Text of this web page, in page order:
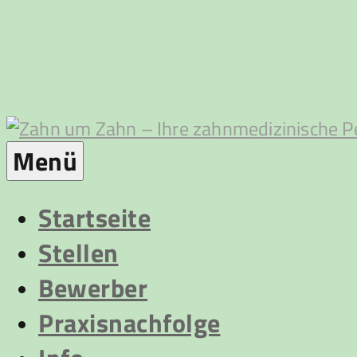
Zahn
um
Zahn
Menü
Startseite
Stellen
Bewerber
Praxisnachfolge